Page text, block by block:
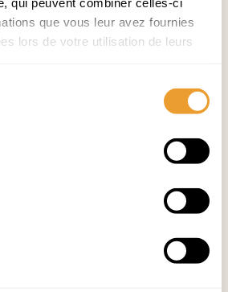
que vous leur avez fournies
lors de votre utilisation de leurs
Sainte-Foy